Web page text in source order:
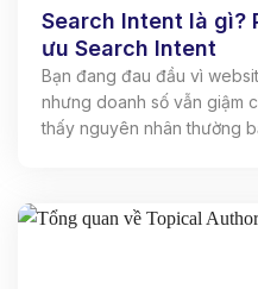
Search Intent là gì?
ưu Search Intent
Bạn đang đau đầu vì
nhưng doanh số vẫn giậm
thấy nguyên nhân thường